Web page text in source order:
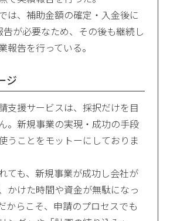
は、補助金額の確定・入金後に
が必要なため、その後も継続し
報告を行っている。
ジ
支援サービスは、採択だけを目
。新規事業の実現・成功の手段
うことをモットーにしておりま
ても、新規事業が成功し会社が
かけた時間や資金が無駄になっ
からこそ、申請のプロセスでも